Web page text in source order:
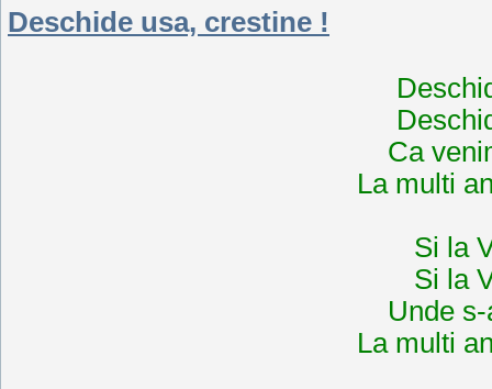
Deschide usa, crestine !
Ca
La multi
Si la
Si la
Unde
La multi